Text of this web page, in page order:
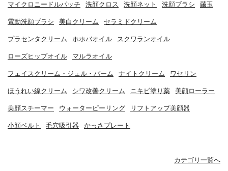
マイクロニードルパッチ 洗顔クロス 洗顔ネット 洗顔ブラシ 繭玉
電動洗顔ブラシ 美白クリーム セラミドクリーム
プラセンタクリーム ホホバオイル スクワランオイル
ローズヒップオイル マルラオイル
フェイスクリーム・ジェル・バーム ナイトクリーム ワセリン
ほうれい線クリーム シワ改善クリーム ニキビ塗り薬 美顔ローラー
美顔スチーマー ウォーターピーリング リフトアップ美顔器
小顔ベルト 毛穴吸引器 かっさプレート
カテゴリ一覧へ